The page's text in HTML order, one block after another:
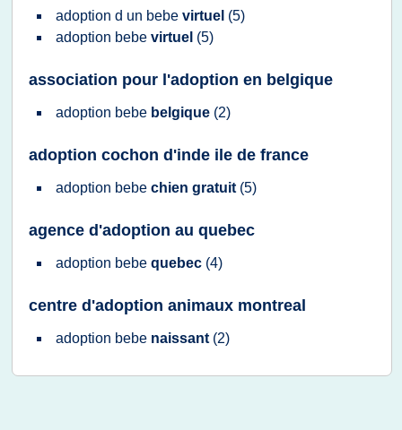
adoption d un bebe virtuel (5)
adoption bebe virtuel (5)
association pour l'adoption en belgique
adoption bebe belgique (2)
adoption cochon d'inde ile de france
adoption bebe chien gratuit (5)
agence d'adoption au quebec
adoption bebe quebec (4)
centre d'adoption animaux montreal
adoption bebe naissant (2)